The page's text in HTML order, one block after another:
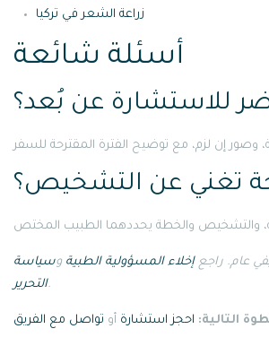
زراعة الشعر في تركيا
أسئلة شائعة
للاستشارة عن بُعد؟
تغني عن التشخيص؟
عام. راجعإخلاء المسؤولية الطبية وسياسة
التحرير.
التالية: احجز استشارة أو تواصل مع الفريق